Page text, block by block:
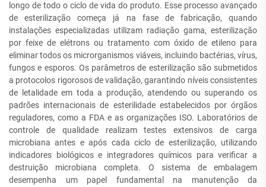
longo de todo o ciclo de vida do produto. Esse processo avançado
de esterilização começa já na fase de fabricação, quando
instalações especializadas utilizam radiação gama, esterilização
por feixe de elétrons ou tratamento com óxido de etileno para
eliminar todos os microrganismos viáveis, incluindo bactérias, vírus,
fungos e esporos. Os parâmetros de esterilização são submetidos
a protocolos rigorosos de validação, garantindo níveis consistentes
de letalidade em toda a produção, atendendo ou superando os
padrões internacionais de esterilidade estabelecidos por órgãos
reguladores, como a FDA e as organizações ISO. Laboratórios de
controle de qualidade realizam testes extensivos de carga
microbiana antes e após cada ciclo de esterilização, utilizando
indicadores biológicos e integradores químicos para verificar a
destruição microbiana completa. O sistema de embalagem
desempenha um papel fundamental na manutenção da